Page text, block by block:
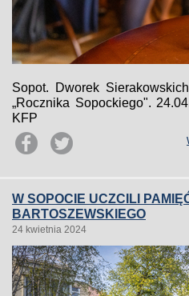
Sopot. Dworek
„Rocznika Sopockiego".
KFP
W SOPOCIE UCZCILI
BARTOSZEWSKIEGO
24 kwietnia 2024